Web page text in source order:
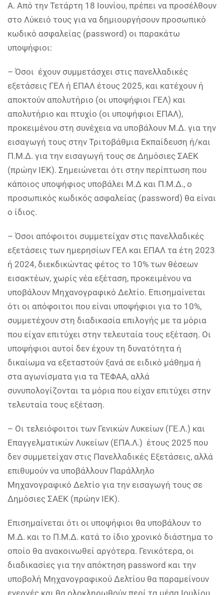
Α. Από την Τετάρτη 18 Ιουνίου, πρέπει να προσέλθουν
στο Λύκειό τους για να δημιουργήσουν προσωπικό
κωδικό ασφαλείας (password) οι παρακάτω
υποψήφιοι:
– Όσοι έχουν συμμετάσχει στις πανελλαδικές
εξετάσεις ΓΕΛ ή ΕΠΑΛ έτους 2025, και κατέχουν ή
αποκτούν απολυτήριο (οι υποψήφιοι ΓΕΛ) και
απολυτήριο και πτυχίο (οι υποψήφιοι ΕΠΑΛ),
προκειμένου στη συνέχεια να υποβάλουν Μ.Δ. για την
εισαγωγή τους στην Τριτοβάθμια Εκπαίδευση ή/και
Π.Μ.Δ. για την εισαγωγή τους σε Δημόσιες ΣΑΕΚ
(πρώην ΙΕΚ). Σημειώνεται ότι στην περίπτωση που
κάποιος υποψήφιος υποβάλει Μ.Δ και Π.Μ.Δ., ο
προσωπικός κωδικός ασφαλείας (password) θα είναι
ο ίδιος.
– Όσοι απόφοιτοι συμμετείχαν στις πανελλαδικές
εξετάσεις των ημερησίων ΓΕΛ και ΕΠΑΛ τα έτη 2023
ή 2024, διεκδικώντας φέτος το 10% των θέσεων
εισακτέων, χωρίς νέα εξέταση, προκειμένου να
υποβάλουν Μηχανογραφικό Δελτίο. Επισημαίνεται
ότι οι απόφοιτοι που είναι υποψήφιοι για το 10%,
συμμετέχουν στη διαδικασία επιλογής με τα μόρια
που είχαν επιτύχει στην τελευταία τους εξέταση. Οι
υποψήφιοι αυτοί δεν έχουν τη δυνατότητα ή
δικαίωμα να εξεταστούν ξανά σε ειδικό μάθημα ή
στα αγωνίσματα για τα ΤΕΦΑΑ, αλλά
συνυπολογίζονται τα μόρια που είχαν επιτύχει στην
τελευταία τους εξέταση.
– Οι τελειόφοιτοι των Γενικών Λυκείων (ΓΕ.Λ.) και
Επαγγελματικών Λυκείων (ΕΠΑ.Λ.) έτους 2025 που
δεν συμμετείχαν στις Πανελλαδικές Εξετάσεις, αλλά
επιθυμούν να υποβάλλουν Παράλληλο
Μηχανογραφικό Δελτίο για την εισαγωγή τους σε
Δημόσιες ΣΑΕΚ (πρώην ΙΕΚ).
Επισημαίνεται ότι οι υποψήφιοι θα υποβάλουν το
Μ.Δ. και το Π.Μ.Δ. κατά το ίδιο χρονικό διάστημα το
οποίο θα ανακοινωθεί αργότερα. Γενικότερα, οι
διαδικασίες για την απόκτηση password και την
υποβολή Μηχανογραφικού Δελτίου θα παραμείνουν
ενεργές και θα ολοκληρωθούν περί τα μέσα Ιουλίου.